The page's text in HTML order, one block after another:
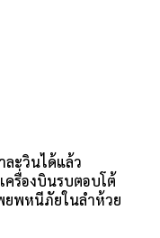
ะวินได้แล้ว
ครื่องบินรบตอบโต้
ยพหนีภัยในลำห้วย